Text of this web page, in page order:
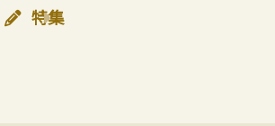
特集